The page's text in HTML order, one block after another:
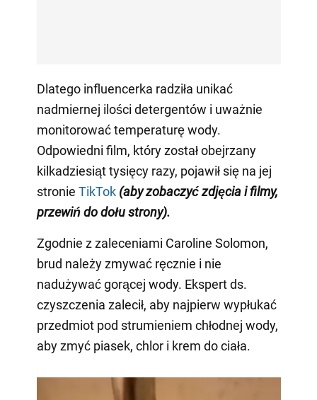
Dlatego influencerka radziła unikać
nadmiernej ilości detergentów i uważnie
monitorować temperaturę wody.
Odpowiedni film, który został obejrzany
kilkadziesiąt tysięcy razy, pojawił się na jej
stronie TikTok (aby zobaczyć zdjęcia i filmy,
przewiń do dołu strony).
Zgodnie z zaleceniami Caroline Solomon,
brud należy zmywać ręcznie i nie
nadużywać gorącej wody. Ekspert ds.
czyszczenia zalecił, aby najpierw wypłukać
przedmiot pod strumieniem chłodnej wody,
aby zmyć piasek, chlor i krem do ciała.